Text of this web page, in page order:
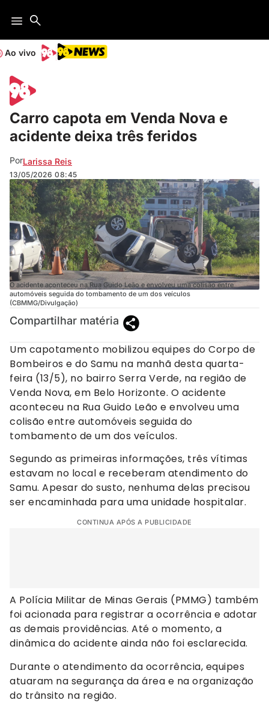
Ao vivo
Carro capota em Venda Nova e
acidente deixa três feridos
PorLarissa Reis
13/05/2026 08:45
O acidente aconteceu na Rua Guido Leão e envolveu uma colisão entre
automóveis seguida do tombamento de um dos veículos
(CBMMG/Divulgação)
Compartilhar matéria
Um capotamento mobilizou equipes do Corpo de
Bombeiros e do Samu na manhã desta quarta-
feira (13/5), no bairro Serra Verde, na região de
Venda Nova, em Belo Horizonte. O acidente
aconteceu na Rua Guido Leão e envolveu uma
colisão entre automóveis seguida do
tombamento de um dos veículos.
Segundo as primeiras informações, três vítimas
estavam no local e receberam atendimento do
Samu. Apesar do susto, nenhuma delas precisou
ser encaminhada para uma unidade hospitalar.
CONTINUA APÓS A PUBLICIDADE
A Polícia Militar de Minas Gerais (PMMG) também
foi acionada para registrar a ocorrência e adotar
as demais providências. Até o momento, a
dinâmica do acidente ainda não foi esclarecida.
Durante o atendimento da ocorrência, equipes
atuaram na segurança da área e na organização
do trânsito na região.